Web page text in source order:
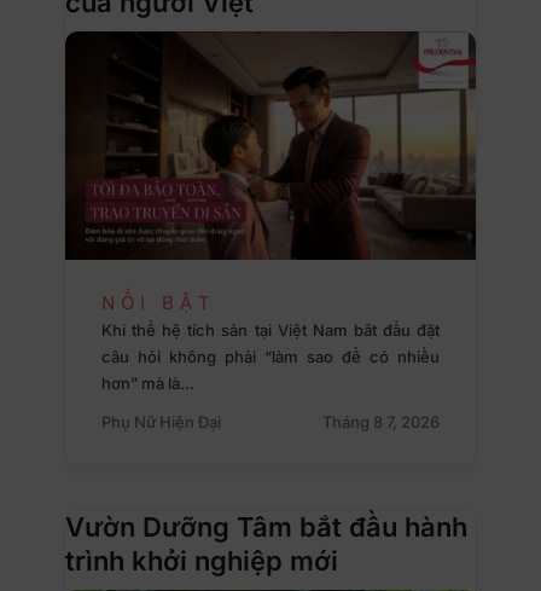
NỔI BẬT
Khi thế hệ tích sản tại Việt Nam bắt đầu đặt
câu hỏi không phải “làm sao để có nhiều
hơn” mà là…
Phụ Nữ Hiện Đại
Tháng 8 7, 2026
Vườn Dưỡng Tâm bắt đầu hành
trình khởi nghiệp mới